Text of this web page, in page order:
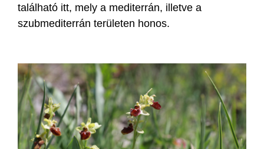
található itt, mely a mediterrán, illetve a
szubmediterrán területen honos.